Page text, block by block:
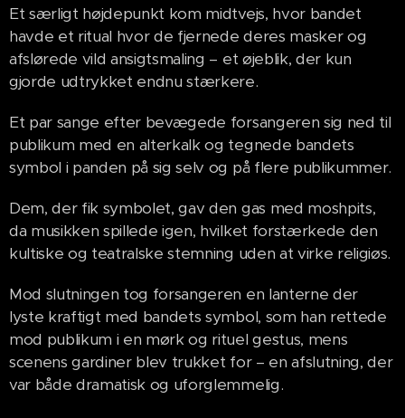
Et særligt højdepunkt kom midtvejs, hvor bandet
havde et ritual hvor de fjernede deres masker og
afslørede vild ansigtsmaling – et øjeblik, der kun
gjorde udtrykket endnu stærkere.
Et par sange efter bevægede forsangeren sig ned til
publikum med en alterkalk og tegnede bandets
symbol i panden på sig selv og på flere publikummer.
Dem, der fik symbolet, gav den gas med moshpits,
da musikken spillede igen, hvilket forstærkede den
kultiske og teatralske stemning uden at virke religiøs.
Mod slutningen tog forsangeren en lanterne der
lyste kraftigt med bandets symbol, som han rettede
mod publikum i en mørk og rituel gestus, mens
scenens gardiner blev trukket for – en afslutning, der
var både dramatisk og uforglemmelig.